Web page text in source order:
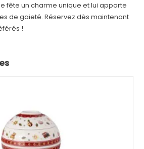
fête un charme unique et lui apporte
de gaieté. Réservez dès maintenant
!